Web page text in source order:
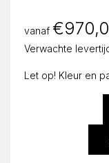
vanaf €
Verwachte
Let op! Kleur en